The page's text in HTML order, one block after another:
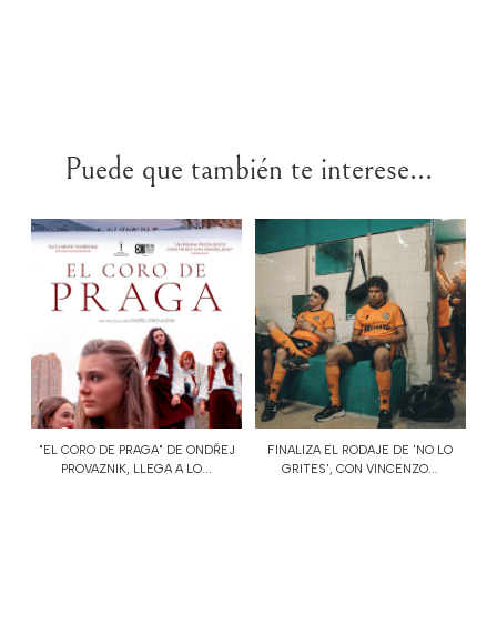
Puede que también te interese...
"EL CORO DE PRAGA" DE ONDŘEJ
PROVAZNIK, LLEGA A LO...
FINALIZA EL RODAJE DE 'NO LO
GRITES', CON VINCENZO...